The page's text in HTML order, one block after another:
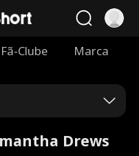
Fã-Clube Marca
Drews